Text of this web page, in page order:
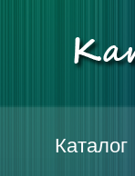
Каталог